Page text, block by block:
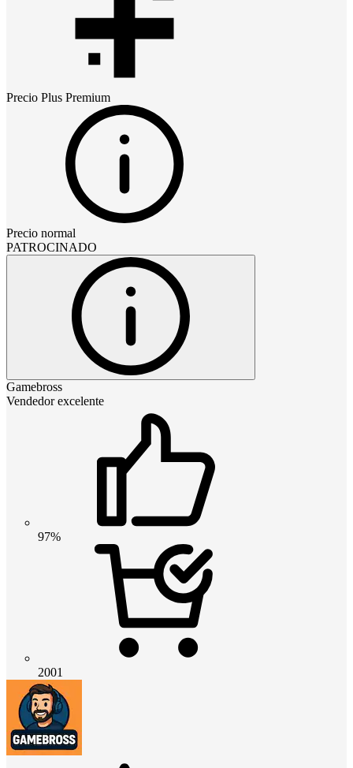
Precio Plus Premium
Precio normal
PATROCINADO
Gamebross
Vendedor excelente
97%
2001